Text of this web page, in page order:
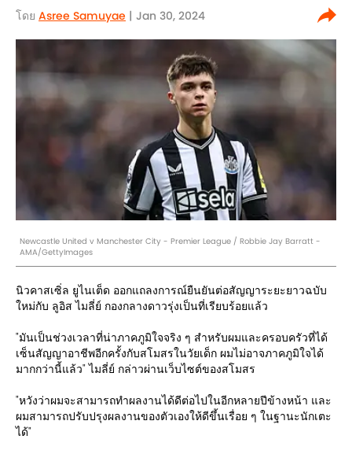
โดย Asree Samuyae | Jan 30, 2024
Newcastle United v Manchester City - Premier League / Robbie Jay Barratt -
AMA/GettyImages
นิวคาสเซิ่ล ยูไนเต็ด ออกแถลงการณ์ยืนยันต่อสัญญาระยะยาวฉบับ
ใหม่กับ ลูอิส ไมลี่ย์ กองกลางดาวรุ่งเป็นที่เรียบร้อยแล้ว
"มันเป็นช่วงเวลาที่น่าภาคภูมิใจจริง ๆ สำหรับผมและครอบครัวที่ได้
เซ็นสัญญาอาชีพอีกครั้งกับสโมสรในวัยเด็ก ผมไม่อาจภาคภูมิใจได้
มากกว่านี้แล้ว" ไมลี่ย์ กล่าวผ่านเว็บไซต์ของสโมสร
"หวังว่าผมจะสามารถทำผลงานได้ดีต่อไปในอีกหลายปีข้างหน้า และ
ผมสามารถปรับปรุงผลงานของตัวเองให้ดีขึ้นเรื่อย ๆ ในฐานะนักเตะ
ได้"